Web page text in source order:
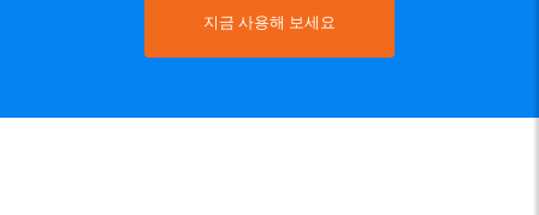
지금 사용해 보세요